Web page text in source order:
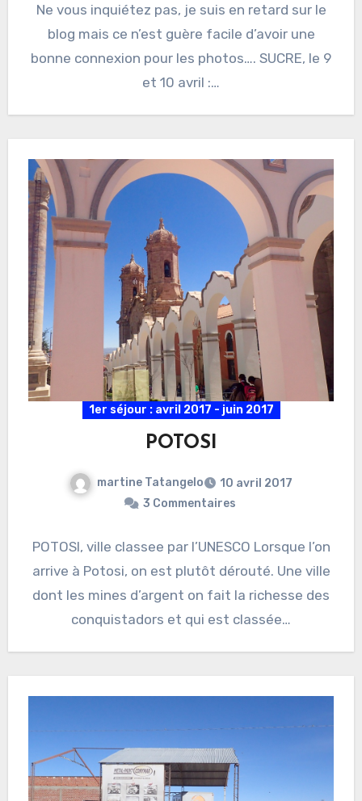
Ne vous inquiétez pas, je suis en retard sur le
blog mais ce n’est guère facile d’avoir une
bonne connexion pour les photos…. SUCRE, le 9
et 10 avril :…
1er séjour : avril 2017 - juin 2017
POTOSI
martine Tatangelo
10 avril 2017
3 Commentaires
POTOSI, ville classee par l’UNESCO Lorsque l’on
arrive à Potosi, on est plutôt dérouté. Une ville
dont les mines d’argent on fait la richesse des
conquistadors et qui est classée…